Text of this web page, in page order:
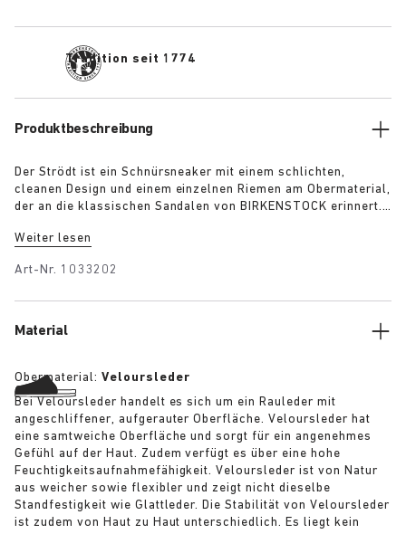
Tradition seit 1774
Produktbeschreibung
Der Strödt ist ein Schnürsneaker mit einem schlichten,
cleanen Design und einem einzelnen Riemen am Obermaterial,
der an die klassischen Sandalen von BIRKENSTOCK erinnert.
Tragekomfort im Alltag mit einem Hauch von elegantem
Weiter lesen
Art-Nr. 1033202
Material
Obermaterial: Veloursleder
Bei Veloursleder handelt es sich um ein Rauleder mit
angeschliffener, aufgerauter Oberfläche. Veloursleder hat
eine samtweiche Oberfläche und sorgt für ein angenehmes
Gefühl auf der Haut. Zudem verfügt es über eine hohe
Feuchtigkeitsaufnahmefähigkeit. Veloursleder ist von Natur
aus weicher sowie flexibler und zeigt nicht dieselbe
Standfestigkeit wie Glattleder. Die Stabilität von Veloursleder
ist zudem von Haut zu Haut unterschiedlich. Es liegt kein